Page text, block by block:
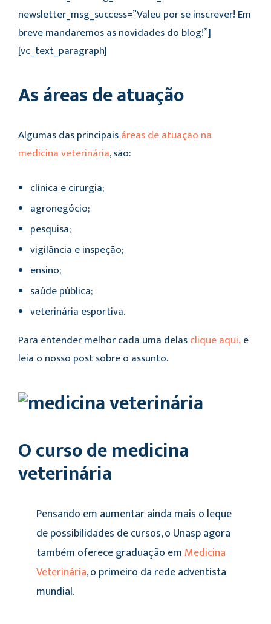
newsletter_msg_success=”Valeu por se inscrever! Em
breve mandaremos as novidades do blog!”]
[vc_text_paragraph]
As áreas de atuação
Algumas das principaisáreas de atuação na
medicina veterinária, são:
clínica e cirurgia;
agronegócio;
pesquisa;
vigilância e inspeção;
ensino;
saúde pública;
veterinária esportiva.
Para entender melhor cada uma delasclique aqui, e
leia o nosso post sobre o assunto.
O curso de medicina
veterinária
Pensando em aumentar ainda mais o leque
de possibilidades de cursos, o Unasp agora
também oferece graduação em Medicina
Veterinária, o primeiro da rede adventista
mundial.